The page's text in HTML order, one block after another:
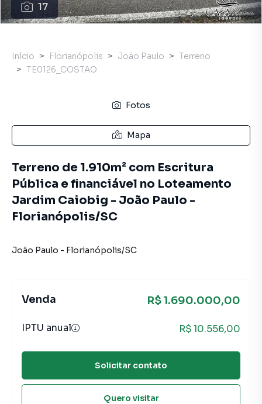
17
Início Florianópolis João Paulo
Terreno
TE0126_COSTAO
Fotos
Mapa
Terreno de 1.910m² com Escritura
Pública e financiável no Loteamento
Jardim Caiobig - João Paulo -
Florianópolis/SC
João Paulo - Florianópolis/SC
Venda R$ 1.690.000,00
IPTU anual R$ 10.556,00
Solicitar contato
Quero visitar